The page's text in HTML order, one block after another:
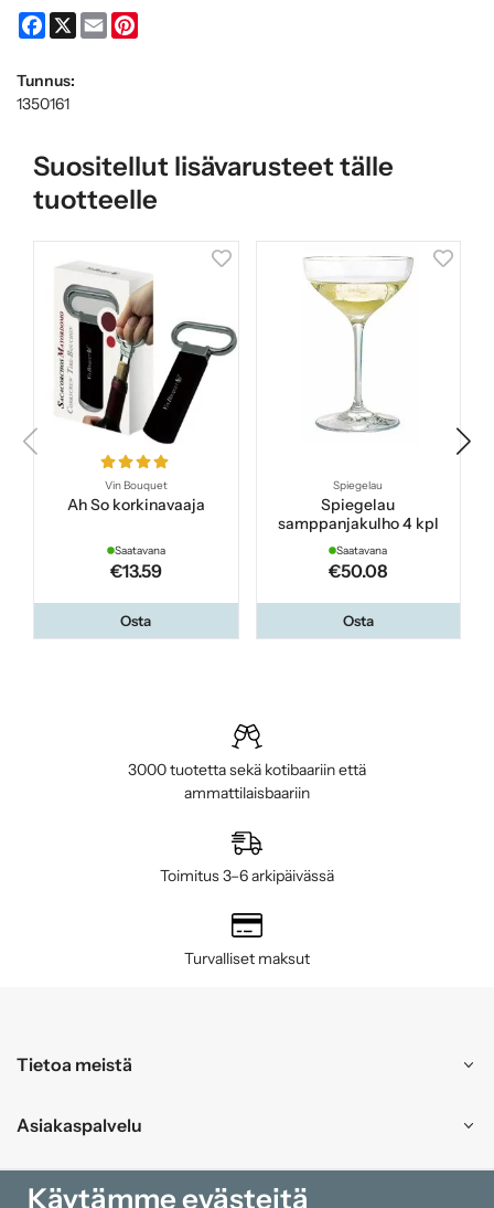
Facebook
X Email
Tunnus:
1350161
Suositellut lisävarusteet tälle
tuotteelle
Vin Bouquet
Ah So korkinavaaja
Saatavana
€13.59
Osta
Spiegelau
Spiegelau
samppanjakulho 4 kpl
Saatavana
€50.08
Osta
3000 tuotetta sekä kotibaariin että
ammattilaisbaariin
Toimitus 3–6 arkipäivässä
Turvalliset maksut
Tietoa meistä
Asiakaspalvelu
Ostokset
Käytämme evästeitä